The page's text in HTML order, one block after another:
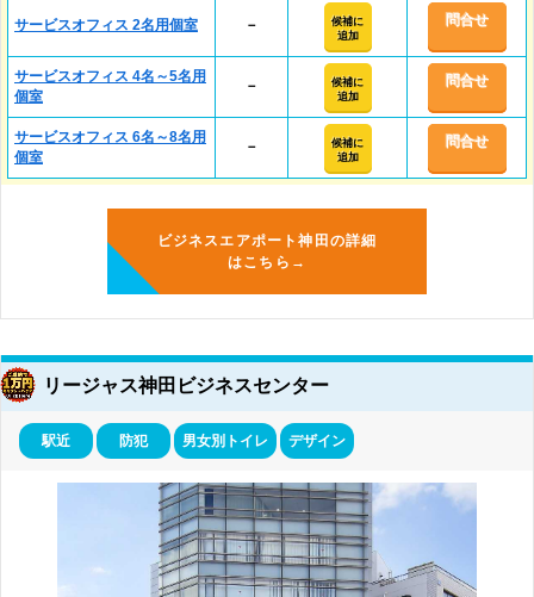
サービスオフィス 2名用個室 －
候補に
追加
問合せ
サービスオフィス 4名～5名用
個室
－
候補に
追加
問合せ
サービスオフィス 6名～8名用
個室
－
候補に
追加
問合せ
ビジネスエアポート神田の詳細
はこちら→
リージャス神田ビジネスセンター
駅近 防犯 男女別トイレ デザイン